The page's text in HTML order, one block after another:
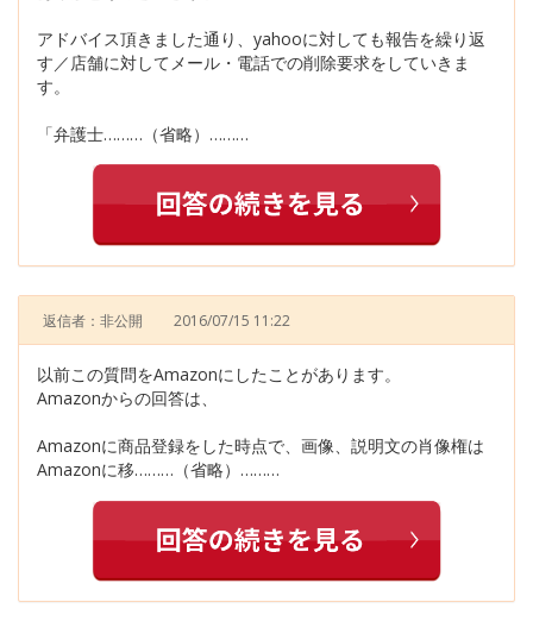
アドバイス頂きました通り、yahooに対しても報告を繰り返
す／店舗に対してメール・電話での削除要求をしていきま
す。
「弁護士………（省略）………
返信者：非公開 2016/07/15 11:22
以前この質問をAmazonにしたことがあります。
Amazonからの回答は、
Amazonに商品登録をした時点で、画像、説明文の肖像権は
Amazonに移………（省略）………